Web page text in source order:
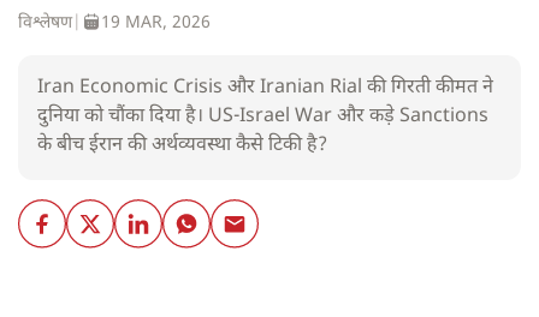
विश्लेषण| 19 MAR, 2026
Iran Economic Crisis और Iranian Rial की गिरती कीमत ने
दुनिया को चौंका दिया है। US-Israel War और कड़े Sanctions
के बीच ईरान की अर्थव्यवस्था कैसे टिकी है?